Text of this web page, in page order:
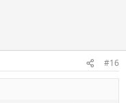
#16